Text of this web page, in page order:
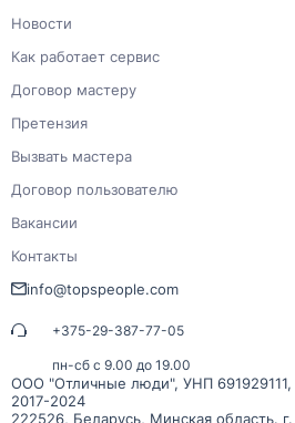
ООО "Отличные люди", УНП
2017-2024
222526, Беларусь, Минская область.
Новости
Как работает сервис
Договор мастеру
Претензия
Вызвать мастера
Договор пользователю
Вакансии
Контакты
info@topspeople.com
+375-29-387-77-05
пн-сб с 9.00 до 19.00